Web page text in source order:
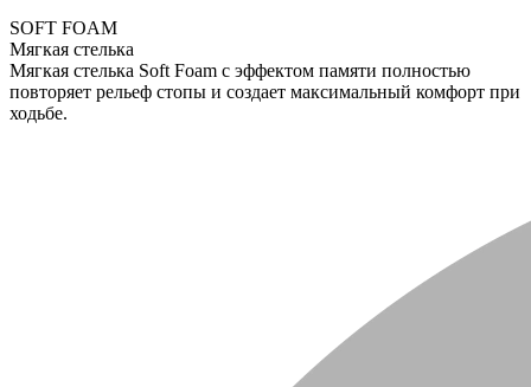
SOFT FOAM
Мягкая стелька
Мягкая стелька Soft Foam с эффектом памяти полностью
повторяет рельеф стопы и создает максимальный комфорт при
ходьбе.